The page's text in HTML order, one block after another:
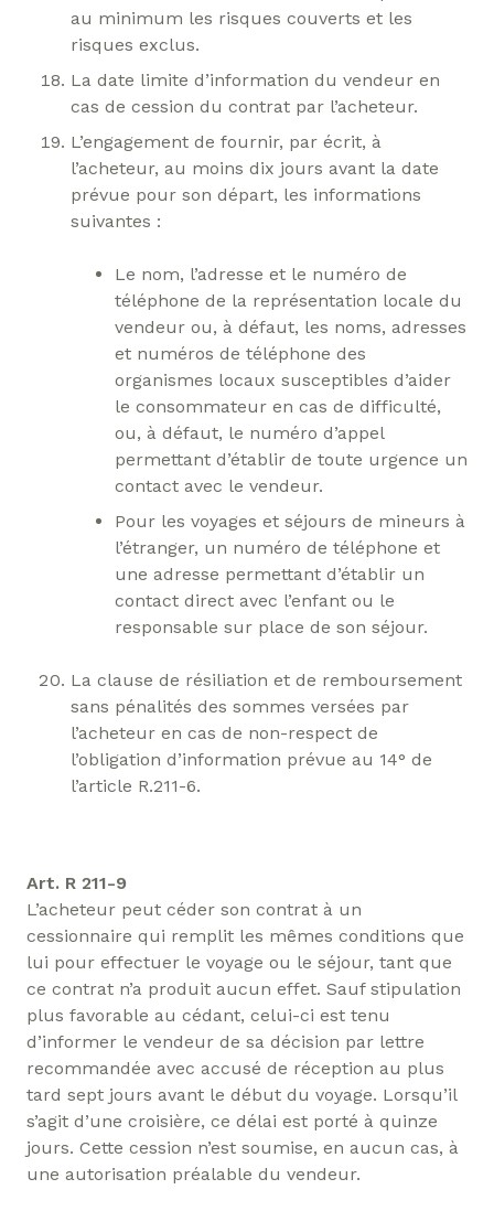
au minimum les risques couverts et les
risques exclus.
La date limite d’information du vendeur en
cas de cession du contrat par l’acheteur.
L’engagement de fournir, par écrit, à
l’acheteur, au moins dix jours avant la date
prévue pour son départ, les informations
suivantes :
Le nom, l’adresse et le numéro de
téléphone de la représentation locale du
vendeur ou, à défaut, les noms, adresses
et numéros de téléphone des
organismes locaux susceptibles d’aider
le consommateur en cas de difficulté,
ou, à défaut, le numéro d’appel
permettant d’établir de toute urgence un
contact avec le vendeur.
Pour les voyages et séjours de mineurs à
l’étranger, un numéro de téléphone et
une adresse permettant d’établir un
contact direct avec l’enfant ou le
responsable sur place de son séjour.
La clause de résiliation et de remboursement
sans pénalités des sommes versées par
l’acheteur en cas de non-respect de
l’obligation d’information prévue au 14° de
l’article R.211-6.
Art. R 211-9
L’acheteur peut céder son contrat à un
cessionnaire qui remplit les mêmes conditions que
lui pour effectuer le voyage ou le séjour, tant que
ce contrat n’a produit aucun effet. Sauf stipulation
plus favorable au cédant, celui-ci est tenu
d’informer le vendeur de sa décision par lettre
recommandée avec accusé de réception au plus
tard sept jours avant le début du voyage. Lorsqu’il
s’agit d’une croisière, ce délai est porté à quinze
jours. Cette cession n’est soumise, en aucun cas, à
une autorisation préalable du vendeur.